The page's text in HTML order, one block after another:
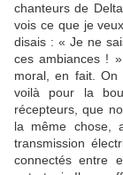
chanteurs de
vois ce que je
disais : « Je ne
ces ambiances !
moral, en fait. On
voilà pour la
récepteurs, que
la même chose,
transmission
connectés entre